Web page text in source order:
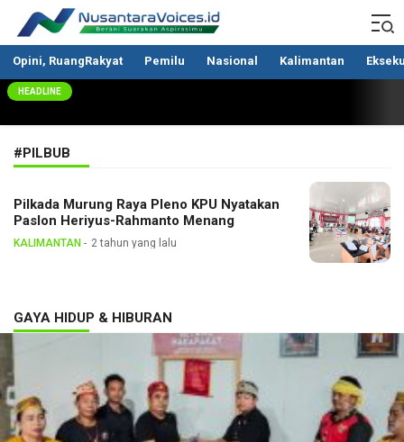
Nusantaravoices.id
Berani Suarakan Aspirasimu
Opini, RuangRakyat Pemilu Nasional Kalimantan
HEADLINE
#PILBUB
Pilkada Murung Raya Pleno KPU Nyatakan
Paslon Heriyus-Rahmanto Menang
KALIMANTAN 2 tahun yang lalu
GAYA HIDUP & HIBURAN